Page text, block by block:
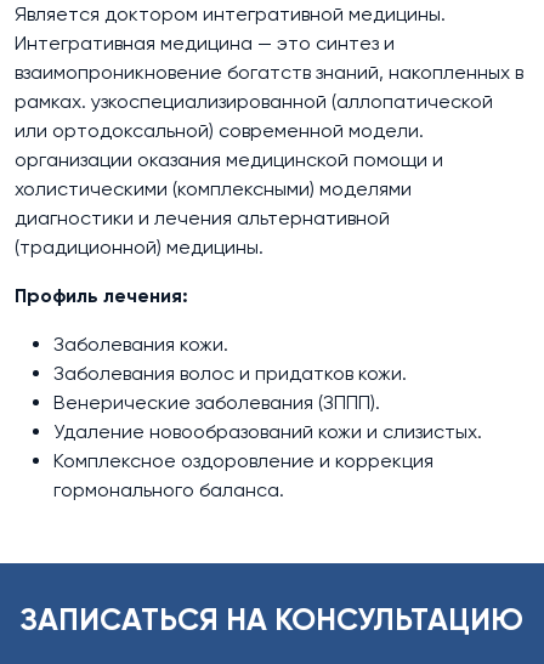
Является доктором интегративной медицины.
Интегративная медицина — это синтез и
взаимопроникновение богатств знаний, накопленных в
рамках. узкоспециализированной (аллопатической
или ортодоксальной) современной модели.
организации оказания медицинской помощи и
холистическими (комплексными) моделями
диагностики и лечения альтернативной
(традиционной) медицины.
Профиль лечения:
Заболевания кожи.
Заболевания волос и придатков кожи.
Венерические заболевания (ЗППП).
Удаление новообразований кожи и слизистых.
Комплексное оздоровление и коррекция
гормонального баланса.
ЗАПИСАТЬСЯ НА КОНСУЛЬТАЦИЮ